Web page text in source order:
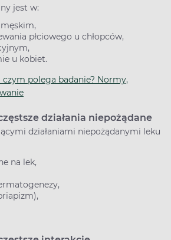
jest w:
płciowego u chłopców,
u kobiet.
czym polega badanie? Normy,
działania niepożądane
działaniami niepożądanymi leku
na lek,